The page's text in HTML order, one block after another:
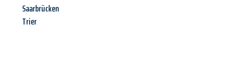
Saarbrücken
Trier